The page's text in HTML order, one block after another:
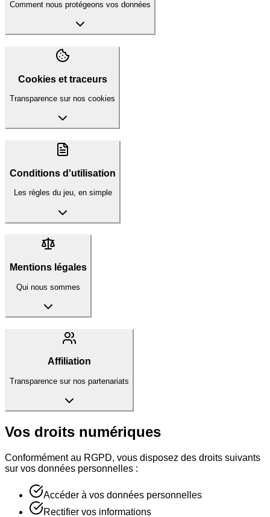
Comment nous protégeons vos données
Cookies et traceurs
Transparence sur nos cookies
Conditions d'utilisation
Les règles du jeu, en simple
Mentions légales
Qui nous sommes
Affiliation
Transparence sur nos partenariats
Vos droits numériques
Conformément au RGPD, vous disposez des droits suivants
sur vos données personnelles :
Accéder à vos données personnelles
Rectifier vos informations